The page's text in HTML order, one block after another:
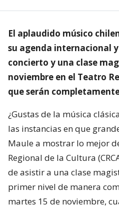
El aplaudido músico
su agenda internacional
concierto y una clase
noviembre en el Teatro
que serán
¿Gustas de la música
las instancias en que
Maule a mostrar lo mejor
Regional de la Cultura
de asistir a una clase
primer nivel de manera
martes 15 de noviembre,